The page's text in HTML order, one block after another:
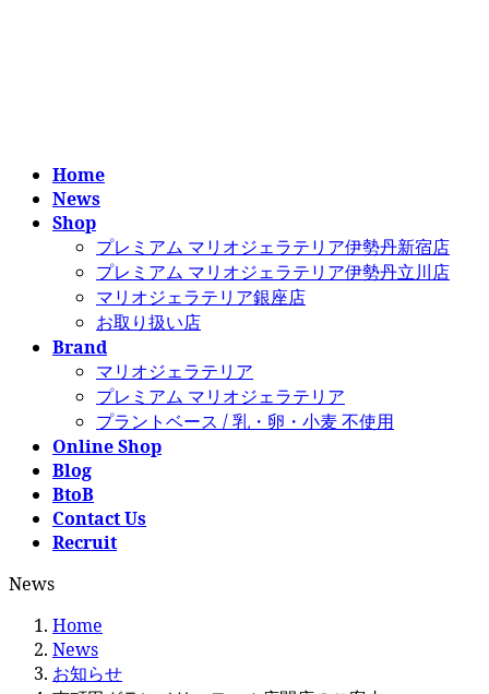
Home
News
Shop
プレミアム マリオジェラテリア伊勢丹新宿店
プレミアム マリオジェラテリア伊勢丹立川店
マリオジェラテリア銀座店
お取り扱い店
Brand
マリオジェラテリア
プレミアム マリオジェラテリア
プラントベース / 乳・卵・小麦 不使用
Online Shop
Blog
BtoB
Contact Us
Recruit
News
Home
News
お知らせ